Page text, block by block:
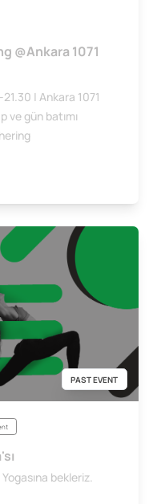
@Ankara 1071
| Ankara 1071
gün batımı
PAST EVENT
bekleriz.